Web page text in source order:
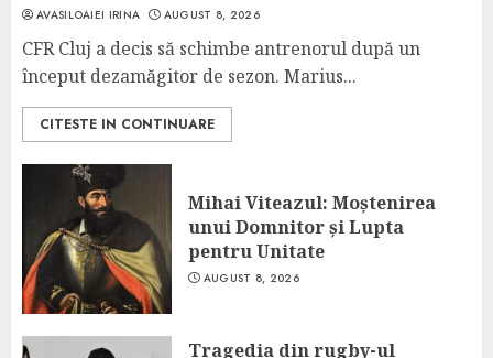
AVASILOAIEI IRINA AUGUST 8, 2026
CFR Cluj a decis să schimbe antrenorul după un
început dezamăgitor de sezon. Marius...
CITESTE IN CONTINUARE
Mihai Viteazul: Moștenirea
unui Domnitor și Lupta
pentru Unitate
AUGUST 8, 2026
Tragedia din rugby-ul